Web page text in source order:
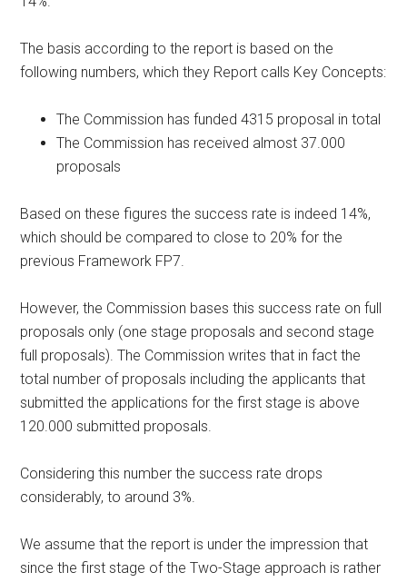
The basis according to the report is based on the
following numbers, which they Report calls Key Concepts:
The Commission has funded 4315 proposal in total
The Commission has received almost 37.000
proposals
Based on these figures the success rate is indeed 14%,
which should be compared to close to 20% for the
previous Framework FP7.
However, the Commission bases this success rate on full
proposals only (one stage proposals and second stage
full proposals). The Commission writes that in fact the
total number of proposals including the applicants that
submitted the applications for the first stage is above
120.000 submitted proposals.
Considering this number the success rate drops
considerably, to around 3%.
We assume that the report is under the impression that
since the first stage of the Two-Stage approach is rather